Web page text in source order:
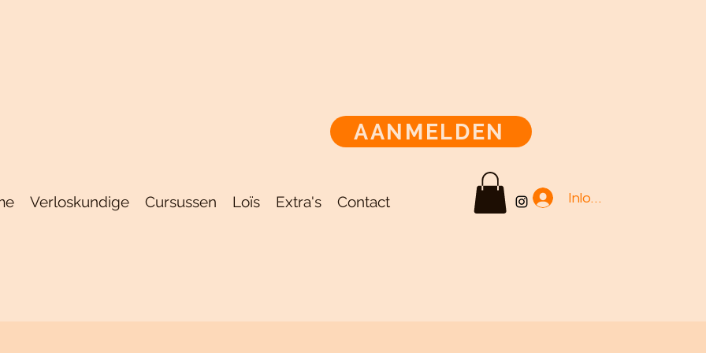
Inloggen
AANMELDEN
Verloskundige Cursussen Loïs Extra's Contact